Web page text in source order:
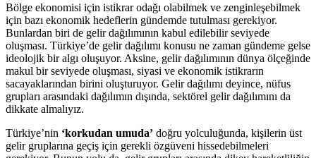
Bölge ekonomisi için istikrar odağı olabilmek ve zenginleşebilmek
için bazı ekonomik hedeflerin gündemde tutulması gerekiyor.
Bunlardan biri de gelir dağılımının kabul edilebilir seviyede
oluşması. Türkiye’de gelir dağılımı konusu ne zaman gündeme gelse
ideolojik bir algı oluşuyor. Aksine, gelir dağılımının dünya ölçeğinde
makul bir seviyede oluşması, siyasi ve ekonomik istikrarın
sacayaklarından birini oluşturuyor. Gelir dağılımı deyince, nüfus
grupları arasındaki dağılımın dışında, sektörel gelir dağılımını da
dikkate almalıyız.
Türkiye’nin ‘korkudan umuda’ doğru yolculuğunda, kişilerin üst
gelir gruplarına geçiş için gerekli özgüveni hissedebilmeleri